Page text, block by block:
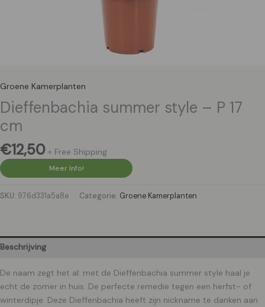
Groene Kamerplanten
Dieffenbachia summer style – P 17
cm
€12,50 + Free Shipping
Meer Info!
SKU: 976d331a5a8e Categorie: Groene Kamerplanten
Beschrijving
De naam zegt het al: met de Dieffenbachia summer style haal je
echt de zomer in huis. De perfecte remedie tegen een herfst- of
winterdipje. Deze Dieffenbachia heeft zijn nickname te danken aan